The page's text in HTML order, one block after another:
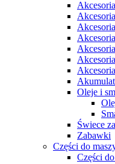
Oleje i
Świece
Zabawki
Części do
Części